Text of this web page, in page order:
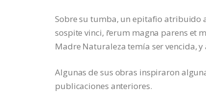
Sobre su tumba, un epitafio atribuido
sospite vinci, r̄erum magna parens et
Madre Naturaleza temía ser vencida,
Algunas de sus obras inspiraron
publicaciones anteriores.